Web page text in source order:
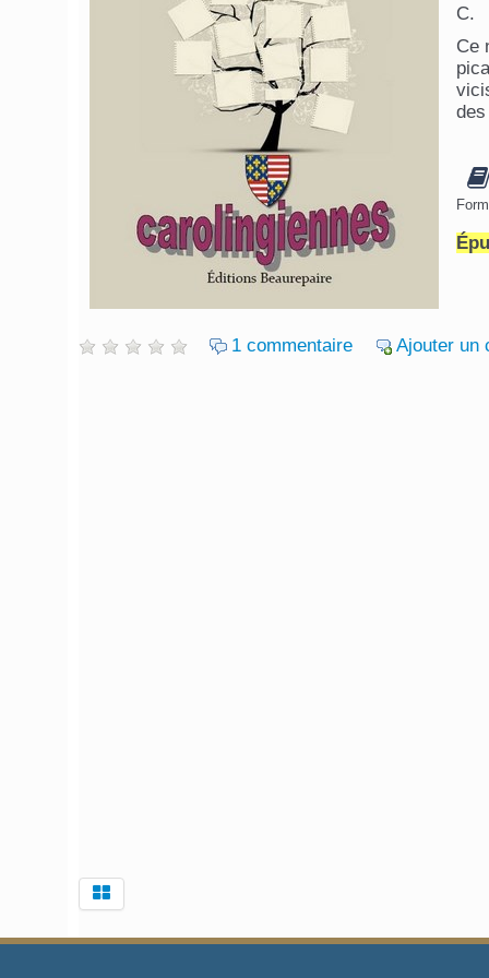
C.
Ce
1 commentaire Ajouter un